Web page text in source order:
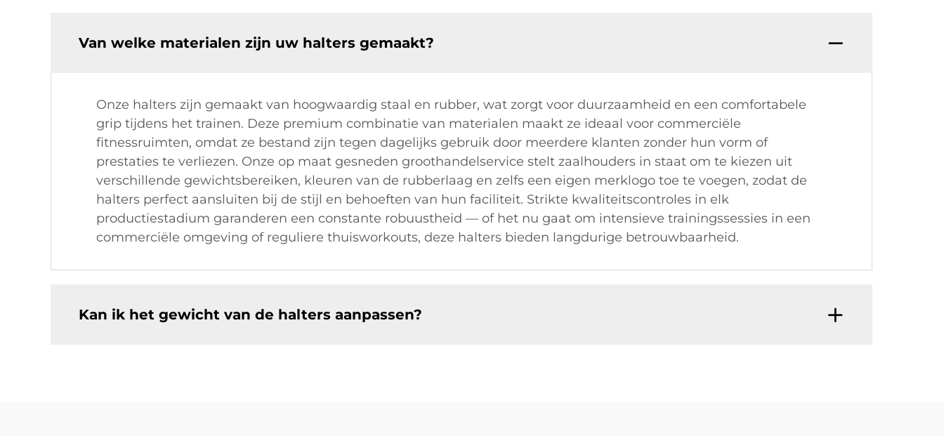
Van welke materialen zijn uw halters gemaakt?
Onze halters zijn gemaakt van hoogwaardig staal en rubber, wat zorgt voor duurzaamheid en een comfortabele
grip tijdens het trainen. Deze premium combinatie van materialen maakt ze ideaal voor commerciële
fitnessruimten, omdat ze bestand zijn tegen dagelijks gebruik door meerdere klanten zonder hun vorm of
prestaties te verliezen. Onze op maat gesneden groothandelservice stelt zaalhouders in staat om te kiezen uit
verschillende gewichtsbereiken, kleuren van de rubberlaag en zelfs een eigen merklogo toe te voegen, zodat de
halters perfect aansluiten bij de stijl en behoeften van hun faciliteit. Strikte kwaliteitscontroles in elk
productiestadium garanderen een constante robuustheid — of het nu gaat om intensieve trainingssessies in een
commerciële omgeving of reguliere thuisworkouts, deze halters bieden langdurige betrouwbaarheid.
Kan ik het gewicht van de halters aanpassen?